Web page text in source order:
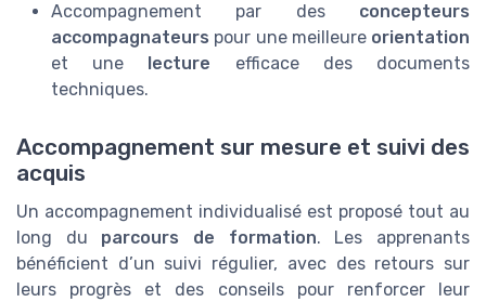
Accompagnement par des concepteurs
accompagnateurs pour une meilleure orientation
et une lecture efficace des documents
techniques.
Accompagnement sur mesure et suivi des
acquis
Un accompagnement individualisé est proposé tout au
long du parcours de formation. Les apprenants
bénéficient d’un suivi régulier, avec des retours sur
leurs progrès et des conseils pour renforcer leur